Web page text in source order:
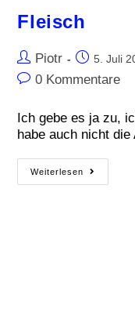
Fleisch
Piotr 5. Juli
0 Kommentare
Ich gebe es ja zu,
habe auch nicht die
Weiterlesen